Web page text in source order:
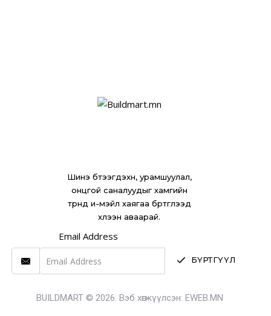
Шинэ бүтээгдэхүүн, урамшуулал,
онцгой саналуудыг хамгийн
түрүүнд и-мэйл хаягаа бүртгүүлээд
хүлээн аваарай.
Email Address
БҮРТГҮҮЛ
BUILDMART © 2026. Вэб хөгжүүлсэн: EWEB.MN